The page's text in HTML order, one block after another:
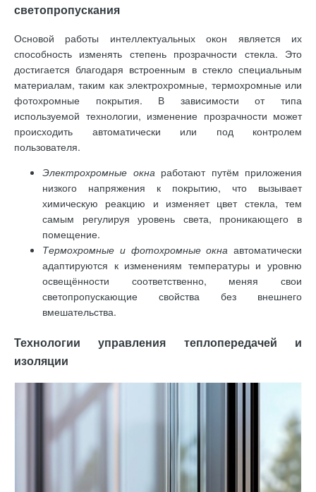
светопропускания
Основой работы интеллектуальных окон является их
способность изменять степень прозрачности стекла. Это
достигается благодаря встроенным в стекло специальным
материалам, таким как электрохромные, термохромные или
фотохромные покрытия. В зависимости от типа
используемой технологии, изменение прозрачности может
происходить автоматически или под контролем
пользователя.
Электрохромные окнаработают путём приложения
низкого напряжения к покрытию, что вызывает
химическую реакцию и изменяет цвет стекла, тем
самым регулируя уровень света, проникающего в
помещение.
Термохромные и фотохромные окна автоматически
адаптируются к изменениям температуры и уровню
освещённости соответственно, меняя свои
светопропускающие свойства без внешнего
вмешательства.
Технологии управления теплопередачей и
изоляции